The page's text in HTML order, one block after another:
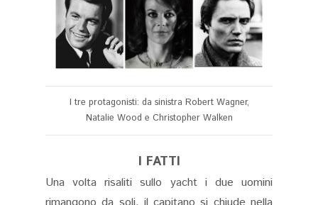
I tre protagonisti: da sinistra Robert Wagner,
Natalie Wood e Christopher Walken
I FATTI
Una volta risaliti sullo yacht i due uomini